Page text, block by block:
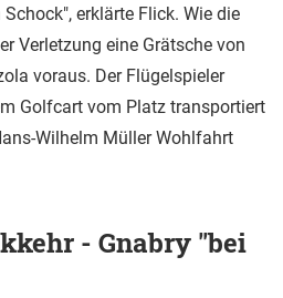
erklärte Flick. Wie die
Verletzung eine Grätsche von
voraus. Der Flügelspieler
Golfcart vom Platz transportiert
Wilhelm Müller Wohlfahrt
- Gnabry "bei